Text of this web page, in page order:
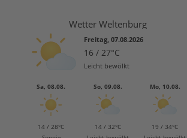
Wetter Weltenburg
Freitag, 07.08.2026
16 / 27°C
Leicht bewölkt
Sa, 08.08.
14 / 28°C
So, 09.08.
14 / 32°C
Mo, 10.08.
19 / 34°C